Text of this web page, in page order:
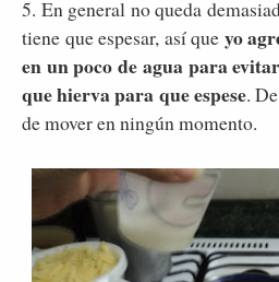
5. En general no queda
tiene que espesar, así que yo
en un poco de agua para
que hierva para que espese.
de mover en ningún momento.